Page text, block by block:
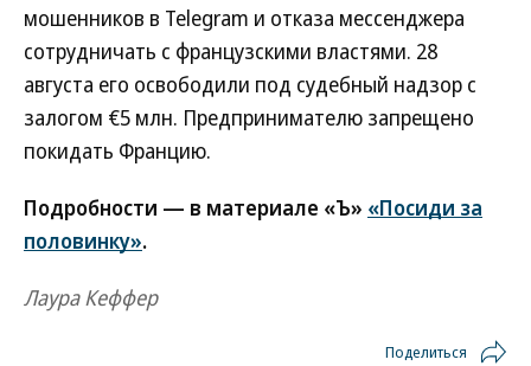
мошенников в Telegram и отказа мессенджера
сотрудничать с французскими властями. 28
августа его освободили под судебный надзор с
залогом €5 млн. Предпринимателю запрещено
покидать Францию.
Подробности — в материале «Ъ» «Посиди за
половинку».
Лаура Кеффер
Поделиться